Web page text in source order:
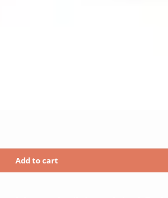
Add to cart